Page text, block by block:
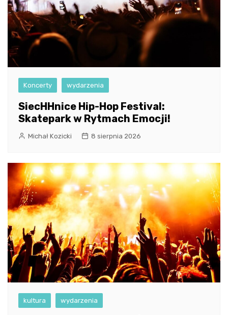
Koncerty wydarzenia
SiecHHnice Hip-Hop Festival:
Skatepark w Rytmach Emocji!
Michał Kozicki 8 sierpnia 2026
kultura wydarzenia